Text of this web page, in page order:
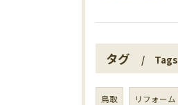
タグ Tags
鳥取 リフォーム